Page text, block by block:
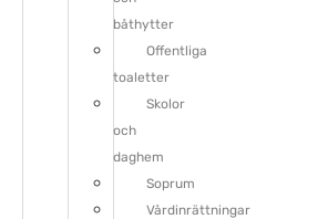
båthytter
Offentliga
toaletter
Skolor
och
daghem
Soprum
Vårdinrättningar